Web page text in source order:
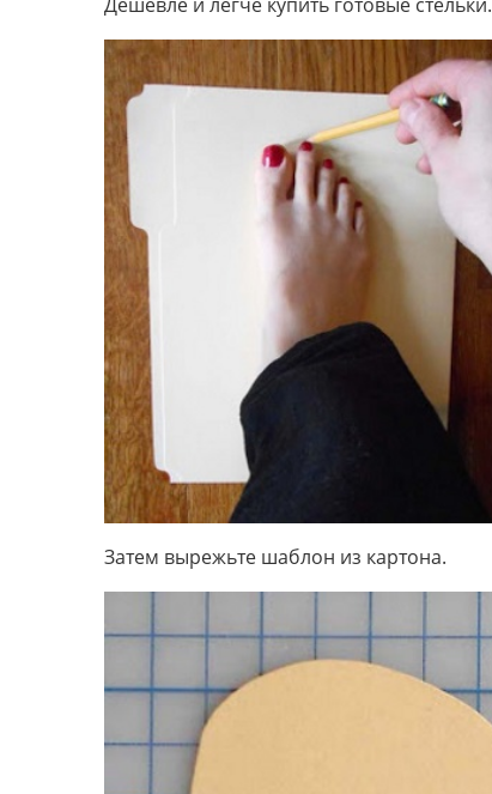
Затем вырежьте шаблон из картона.